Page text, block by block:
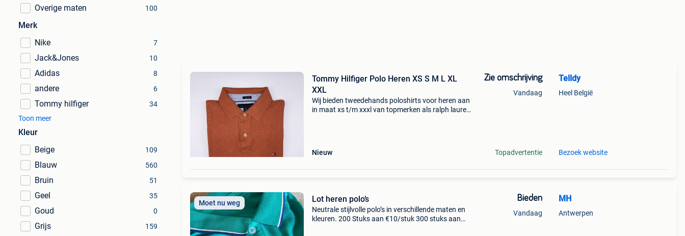
Overige maten 100
Merk
Nike
7
Jack&Jones 10
Adidas 8
andere 6
Tommy hilfiger
34
Toon meer
Kleur
Beige
109
Blauw 560
Bruin 51
Geel 35
Goud 0
Grijs 159
Tommy Hilfiger Polo Heren XS S M L XL
XXL
Wij bieden tweedehands poloshirts voor heren aan
in maat xs t/m xxxl van topmerken als ralph lauren,
Nieuw
Zie omschrijving
Vandaag
Topadvertentie
Telldy
Heel België
Bezoek website
Moet nu weg Lot heren polo’s
Neutrale stijlvolle polo’s in verschillende maten en
kleuren. 200 Stuks aan €10/stuk 300 stuks aan
Bieden
Vandaag
MH
Antwerpen